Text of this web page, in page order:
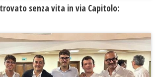
senza vita in via Capitolo: